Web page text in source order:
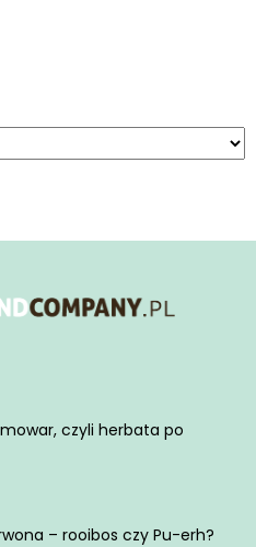
czyli herbata po
– rooibos czy Pu-erh?